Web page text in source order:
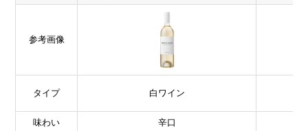
参考画像
タイプ 白ワイン
味わい 辛口